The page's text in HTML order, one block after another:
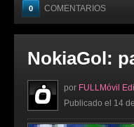
0 COMENTARIOS
NokiaGol:
por FULLMóvil
Publicado el 14